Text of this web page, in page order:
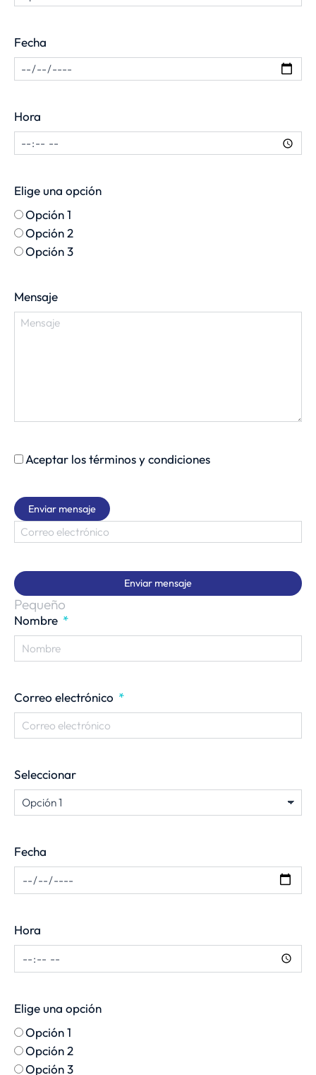
Fecha
Hora
Elige una opción
Opción 1
Opción 2
Opción 3
Mensaje
Aceptar los términos y condiciones
Enviar mensaje
Enviar mensaje
Pequeño
Nombre
Correo electrónico
Seleccionar
Fecha
Hora
Elige una opción
Opción 1
Opción 2
Opción 3